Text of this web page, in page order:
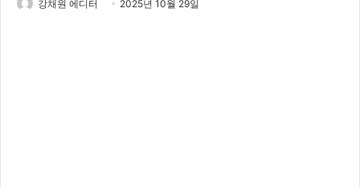
강채원 에디터 2025년 10월 29일